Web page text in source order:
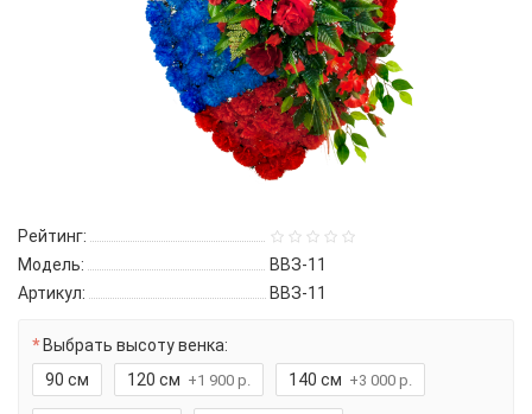
Рейтинг:
Модель:
ВВЗ-11
Артикул:
ВВЗ-11
Выбрать высоту венка:
90 см
120 см +1 900 р. 140 см +3 000 р.